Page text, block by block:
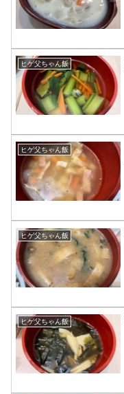
ヒゲ父ちゃん飯
ヒゲ父ちゃん飯
ヒゲ父ちゃん飯
ヒゲ父ちゃん飯